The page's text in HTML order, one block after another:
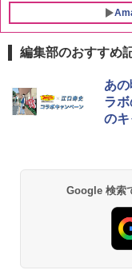
編集部のおすすめ
あ
ラ
のキ
Google 検索